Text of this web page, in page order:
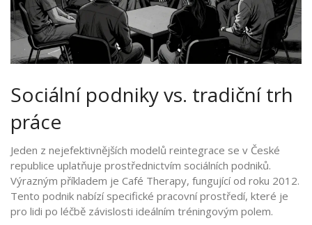
Sociální podniky vs. tradiční trh
práce
Jeden z nejefektivnějších modelů reintegrace se v České
republice uplatňuje prostřednictvím sociálních podniků.
Výrazným příkladem je Café Therapy, fungující od roku 2012.
Tento podnik nabízí specifické pracovní prostředí, které je
pro lidi po léčbě závislosti ideálním tréningovým polem.